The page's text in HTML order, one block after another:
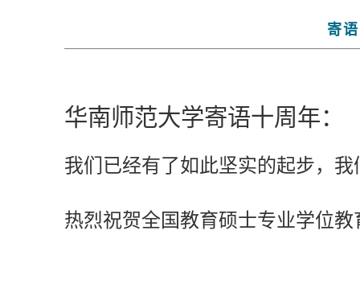
寄
华南师范大学寄语十周年：
我们已经有了如此坚实的起步，
热烈祝贺全国教育硕士专业学位教